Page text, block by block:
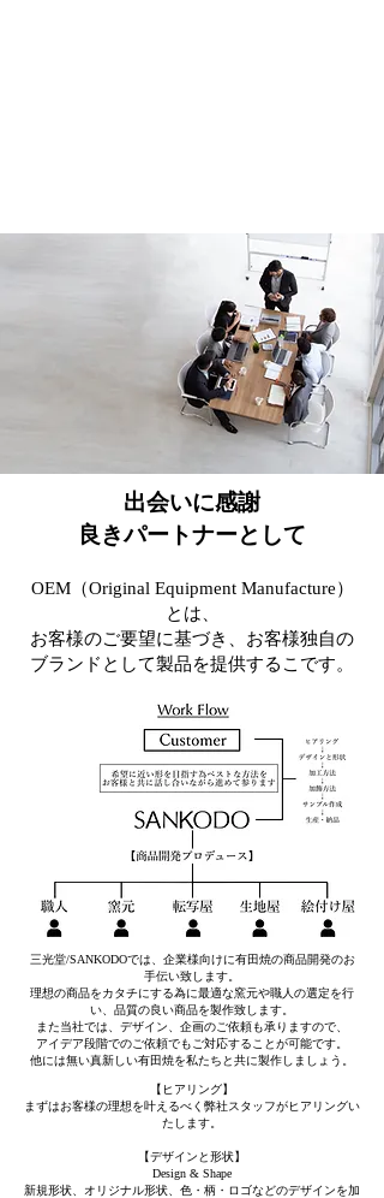
出会いに感謝
​良きパートナーとして
OEM（Original Equipment Manufacture）
とは、
お客様のご要望に基づき、お客様独自の
ブランドとして製品を提供するこです。
三光堂/SANKODOでは、企業様向けに有田焼の商品開発のお
手伝い致します。
理想の商品をカタチにする為に最適な窯元や職人の選定を行
い、品質の良い商品を製作致します。
また当社では、デザイン、企画のご依頼も承りますので、
アイデア段階でのご依頼でもご対応することが可能です。
他には無い真新しい有田焼を私たちと共に製作しましょう。
【ヒアリング】
​まずはお客様の理想を叶えるべく弊社スタッフがヒアリングい
たします。
【デザインと形状】
Design & Shape
新規形状、オリジナル形状、色・柄・ロゴなどのデザインを加